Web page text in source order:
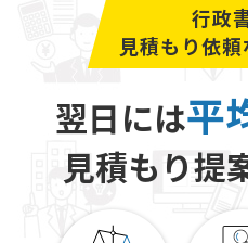
行政
見積もり依
翌日には平
見積もり提